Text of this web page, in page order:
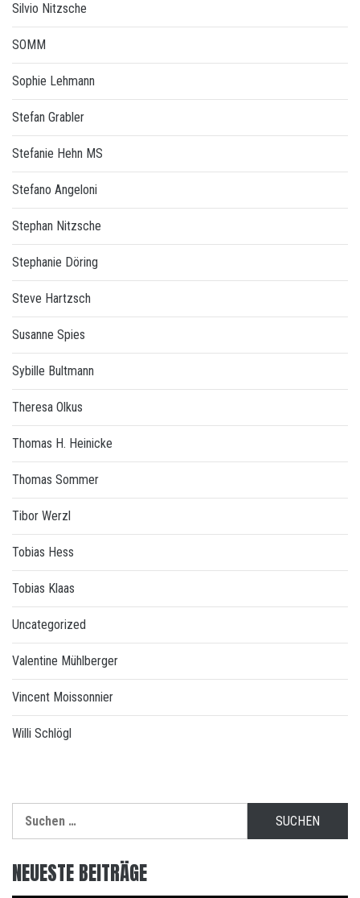
Silvio Nitzsche
SOMM
Sophie Lehmann
Stefan Grabler
Stefanie Hehn MS
Stefano Angeloni
Stephan Nitzsche
Stephanie Döring
Steve Hartzsch
Susanne Spies
Sybille Bultmann
Theresa Olkus
Thomas H. Heinicke
Thomas Sommer
Tibor Werzl
Tobias Hess
Tobias Klaas
Uncategorized
Valentine Mühlberger
Vincent Moissonnier
Willi Schlögl
nach:
NEUESTE BEITRÄGE